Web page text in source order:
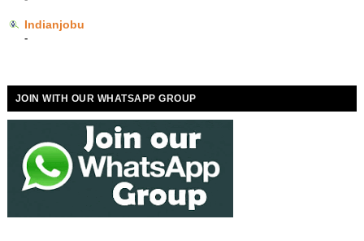
Indianjobu
-
JOIN WITH OUR WHATSAPP GROUP